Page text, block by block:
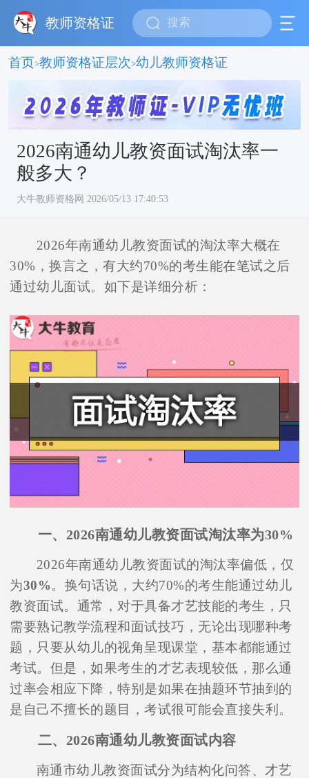
教师资格证
首页>教师资格证层次>幼儿教师资格证
2026南通幼儿教资面试淘汰率一
般多大？
大牛教师资格网 2026/05/13 17:40:53
2026年南通幼儿教资面试的淘汰率大概在
30%，换言之，有大约70%的考生能在笔试之后
通过幼儿面试。如下是详细分析：
一、2026南通幼儿教资面试淘汰率为30%
2026年南通幼儿教资面试的淘汰率偏低，仅
为30%。换句话说，大约70%的考生能通过幼儿
教资面试。通常，对于具备才艺技能的考生，只
需要熟记教学流程和面试技巧，无论出现哪种考
题，只要从幼儿的视角呈现课堂，基本都能通过
考试。但是，如果考生的才艺表现较低，那么通
过率会相应下降，特别是如果在抽题环节抽到的
是自己不擅长的题目，考试很可能会直接失利。
二、2026南通幼儿教资面试内容
南通市幼儿教资面试分为结构化问答、才艺